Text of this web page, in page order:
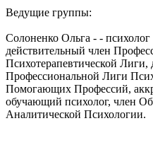
Ведущие группы:
Солоненко Ольга - - психолог
действительный член
Психотерапевтической Лиги,
Профессиональной Лиги
Помогающих Профессий,
обучающий психолог, член
Аналитической Психологии.